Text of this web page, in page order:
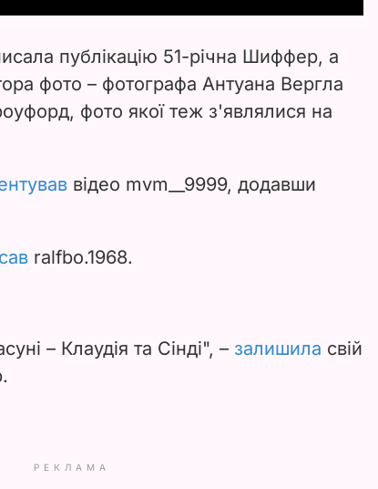
i
d
o
публікацію 51-річна Шиффер, а
фото – фотографа Антуана Вергла
фото якої теж з'являлися на
відео mvm__9999, додавши
ralfbo.1968.
– Клаудія та Сінді", – залишила свій
РЕКЛАМА